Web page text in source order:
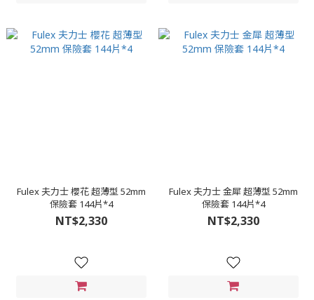
Fulex 夫力士 櫻花 超薄型 52mm
保險套 144片*4
NT$2,330
Fulex 夫力士 金犀 超薄型 52mm
保險套 144片*4
NT$2,330